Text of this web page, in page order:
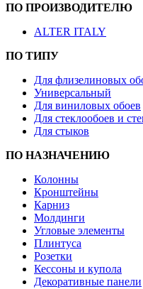
ПО ПРОИЗВОДИТЕЛЮ
ALTER ITALY
ПО ТИПУ
Для флизелиновых
Универсальный
Для виниловых обоев
Для стеклообоев и
Для стыков
ПО НАЗНАЧЕНИЮ
Колонны
Кронштейны
Карниз
Молдинги
Угловые элементы
Плинтуса
Розетки
Кессоны и купола
Декоративные панели